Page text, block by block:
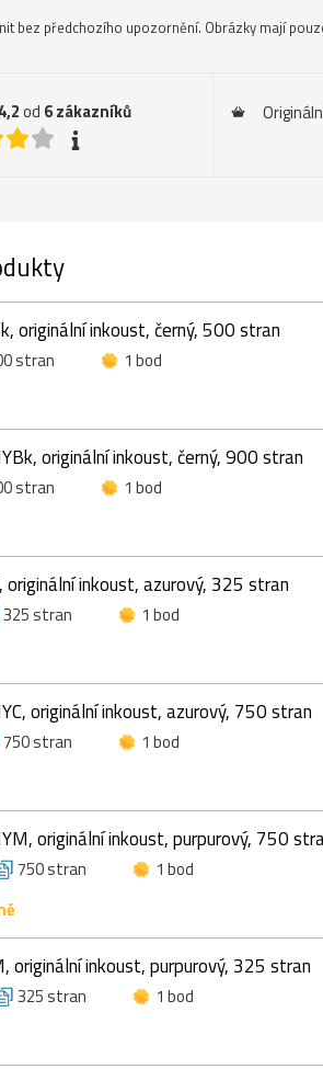
bez předchozího upozornění. Obrázky mají
4,2od 6zákazníků
originální inkoust, černý, 500 stran
stran
1 bod
originální inkoust, černý, 900 stran
stran
1 bod
inkoust, azurový, 325 stran
325 stran
1 bod
originální inkoust, azurový, 750 stran
750 stran
1 bod
originální inkoust, purpurový, 750
750 stran
1 bod
originální inkoust, purpurový, 325 stran
325 stran
1 bod